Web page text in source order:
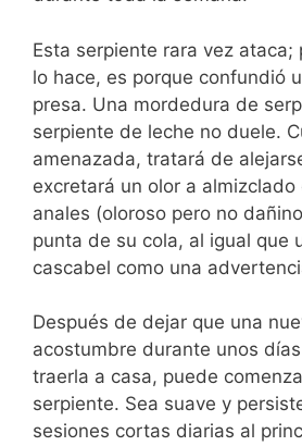
Esta serpiente rara vez ataca;
lo hace, es porque confundió
presa. Una mordedura de
serpiente de leche no duele.
amenazada, tratará de
excretará un olor a
anales (oloroso pero no
punta de su cola, al igual que
cascabel como una
Después de dejar que una
acostumbre durante unos
traerla a casa, puede
serpiente. Sea suave y
sesiones cortas diarias al